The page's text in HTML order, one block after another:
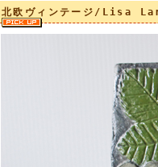
北欧ヴィンテージ/Lisa